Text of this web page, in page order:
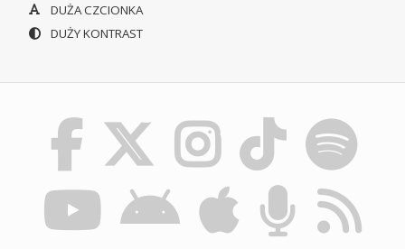
DUŻA CZCIONKA
DUŻY KONTRAST